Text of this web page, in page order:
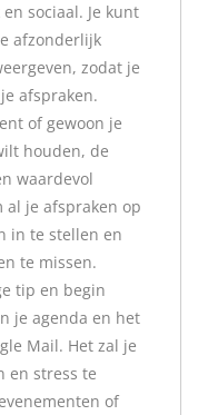
sociaal. Je kunt
afzonderlijk
zodat je
afspraken.
of gewoon je
houden, de
waardevol
je afspraken op
in te stellen en
te missen.
tip en begin
je agenda en het
Mail. Het zal je
en stress te
of